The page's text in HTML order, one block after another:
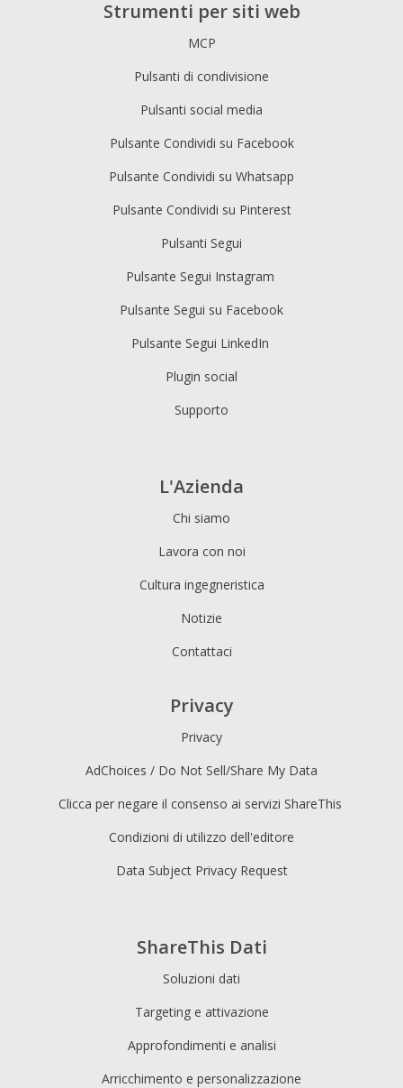
Strumenti per siti web
MCP
Pulsanti di condivisione
Pulsanti social media
Pulsante Condividi su Facebook
Pulsante Condividi su Whatsapp
Pulsante Condividi su Pinterest
Pulsanti Segui
Pulsante Segui Instagram
Pulsante Segui su Facebook
Pulsante Segui LinkedIn
Plugin social
Supporto
ShareThis Dati
Soluzioni dati
Targeting e attivazione
Approfondimenti e analisi
Arricchimento e personalizzazione
L'Azienda
Chi siamo
Lavora con noi
Cultura ingegneristica
Notizie
Contattaci
Privacy
Privacy
AdChoices / Do Not Sell/Share My Data
Clicca per negare il consenso ai servizi ShareThis
Condizioni di utilizzo dell'editore
Data Subject Privacy Request